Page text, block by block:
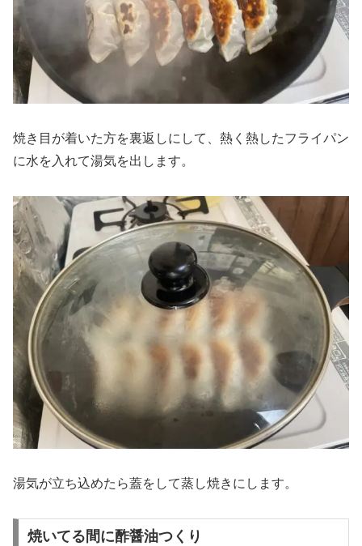
焼き目が着いた方を裏返しにして、熱く熱したフライパン
に水を入れて湯気を出します。
湯気が立ち込めたら蓋をして蒸し焼きにします。
焼いてる間に酢醤油つくり